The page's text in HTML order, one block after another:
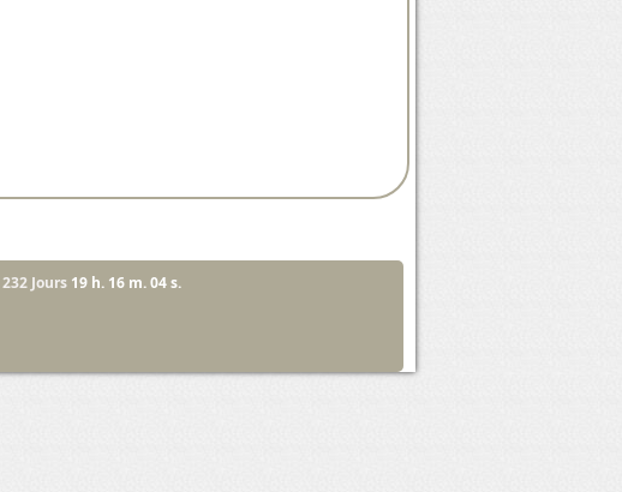
232 Jours 19 h. 16 m. 03 s.